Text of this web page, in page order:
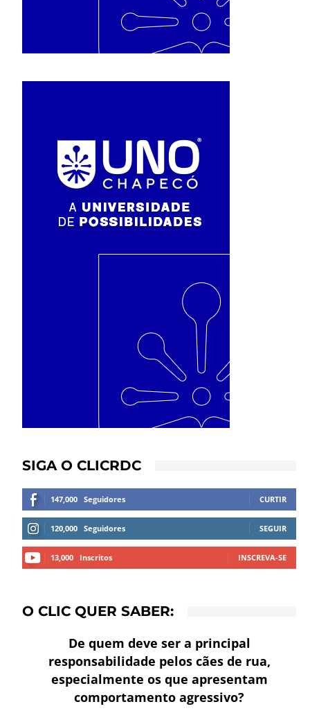
SIGA O CLICRDC
147,000 Seguidores CURTIR
120,000 Seguidores SEGUIR
13,000 Inscritos INSCREVA-SE
O CLIC QUER SABER:
De quem deve ser a principal
responsabilidade pelos cães de rua,
especialmente os que apresentam
comportamento agressivo?